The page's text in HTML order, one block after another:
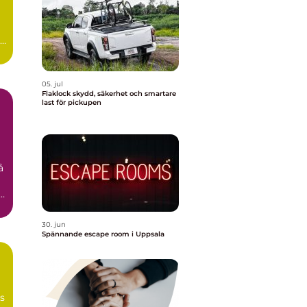
05. jul
Flaklock skydd, säkerhet och smartare
last för pickupen
30. jun
Spännande escape room i Uppsala